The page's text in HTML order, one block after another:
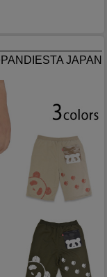
JAPAN